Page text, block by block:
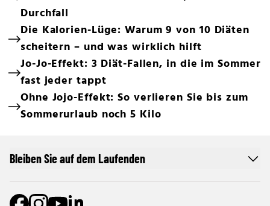
Durchfall
Die Kalorien-Lüge: Warum 9 von 10 Diäten
scheitern – und was wirklich hilft
Jo-Jo-Effekt: 3 Diät-Fallen, in die im Sommer
fast jeder tappt
Ohne Jojo-Effekt: So verlieren Sie bis zum
Sommerurlaub noch 5 Kilo
Bleiben Sie auf dem Laufenden